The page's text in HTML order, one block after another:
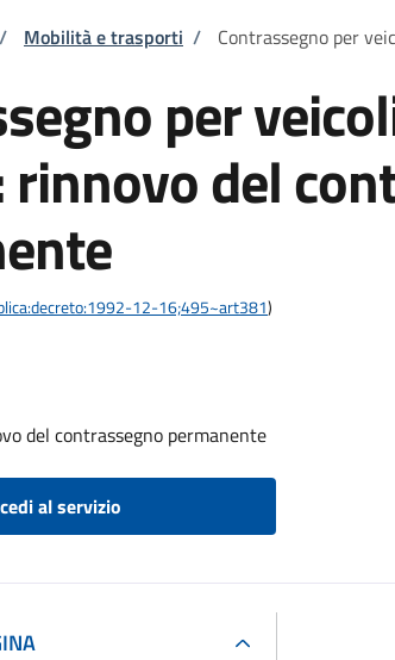
pane
/ Mobilità e trasporti / Contrassegno per
per
del
12-16;495~art381)
del contrassegno permanente
al servizio